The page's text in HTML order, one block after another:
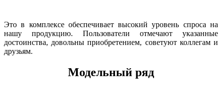
Это в комплексе обеспечивает высокий уровень спроса на
нашу продукцию. Пользователи отмечают указанные
достоинства, довольны приобретением, советуют коллегам и
друзьям.
Модельный ряд